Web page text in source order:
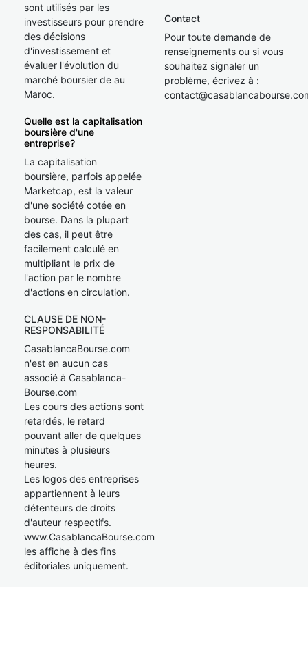
sont utilisés par les
investisseurs pour prendre
des décisions
d'investissement et
évaluer l'évolution du
marché boursier de au
Maroc.
Quelle est la capitalisation
boursière d'une
entreprise?
La capitalisation
boursière, parfois appelée
Marketcap, est la valeur
d'une société cotée en
bourse. Dans la plupart
des cas, il peut être
facilement calculé en
multipliant le prix de
l'action par le nombre
d'actions en circulation.
CLAUSE DE NON-
RESPONSABILITÉ
CasablancaBourse.com
n'est en aucun cas
associé à Casablanca-
Bourse.com
Les cours des actions sont
retardés, le retard
pouvant aller de quelques
minutes à plusieurs
heures.
Les logos des entreprises
appartiennent à leurs
détenteurs de droits
d'auteur respectifs.
www.CasablancaBourse.com
les affiche à des fins
éditoriales uniquement.
Contact
Pour toute demande de
renseignements ou si vous
souhaitez signaler un
problème, écrivez à :